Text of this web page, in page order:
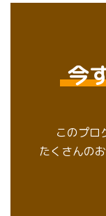
今
このプロ
たくさんの